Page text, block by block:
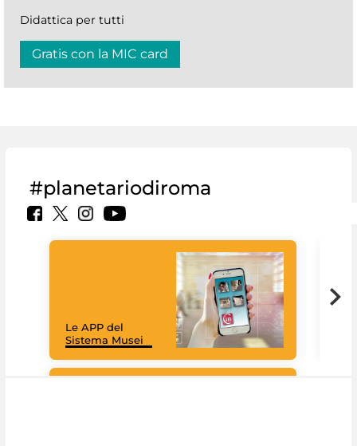
Didattica per tutti
Gratis con la MIC card
#planetariodiroma
Le APP del
Sistema Musei